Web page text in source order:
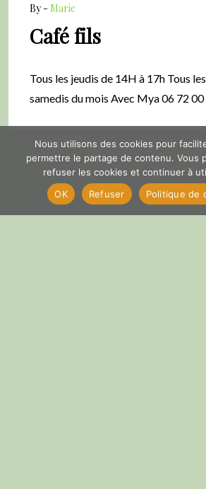
By - Marie
Café fils
Tous les jeudis de 14H à 17h Tous
samedis du mois Avec Mya 06 72
Nous utilisons des cookies pour
permettre le partage de contenu. Vous
refuser les cookies et continuer à
OK
Refuser Politique de